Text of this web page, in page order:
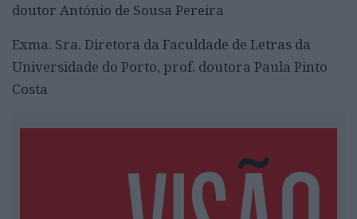
doutor António de Sousa Pereira
Exma. Sra. Diretora da Faculdade de Letras da
Universidade do Porto, prof. doutora Paula Pinto
Costa